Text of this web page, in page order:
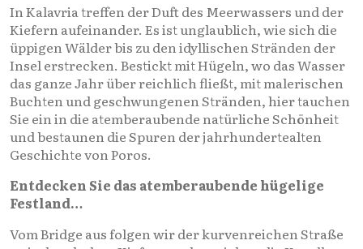
In Kalavria treffen der Duft des Meerwassers und der
Kiefern aufeinander. Es ist unglaublich, wie sich die
üppigen Wälder bis zu den idyllischen Stränden der
Insel erstrecken. Bestickt mit Hügeln, wo das Wasser
das ganze Jahr über reichlich fließt, mit malerischen
Buchten und geschwungenen Stränden, hier tauchen
Sie ein in die atemberaubende natürliche Schönheit
und bestaunen die Spuren der jahrhundertealten
Geschichte von Poros.
Entdecken Sie das atemberaubende hügelige
Festland…
Vom Bridge aus folgen wir der kurvenreichen Straße